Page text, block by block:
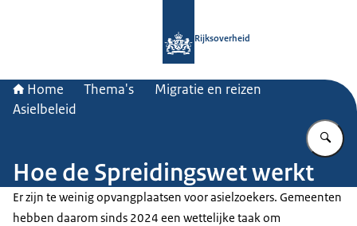
Rijksoverheid
Home Thema's
Migratie en reizen
Asielbeleid
Hoe de Spreidingswet werkt
Er zijn te weinig opvangplaatsen voor asielzoekers. Gemeenten
hebben daarom sinds 2024 een wettelijke taak om